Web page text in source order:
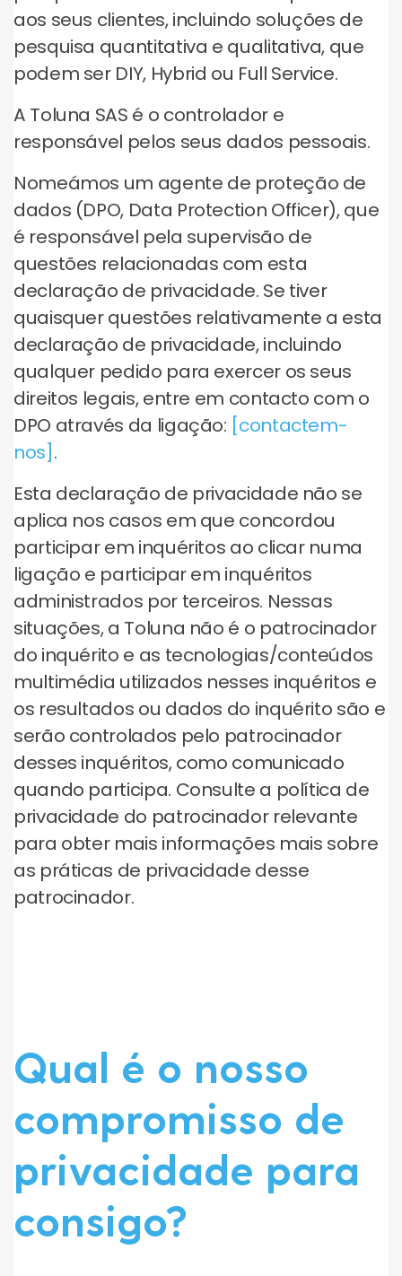
aos seus clientes, incluindo soluções de
pesquisa quantitativa e qualitativa, que
podem ser DIY, Hybrid ou Full Service.
A Toluna SAS é o controlador e
responsável pelos seus dados pessoais.
Nomeámos um agente de proteção de
dados (DPO, Data Protection Officer), que
é responsável pela supervisão de
questões relacionadas com esta
declaração de privacidade. Se tiver
quaisquer questões relativamente a esta
declaração de privacidade, incluindo
qualquer pedido para exercer os seus
direitos legais, entre em contacto com o
DPO através da ligação: [contactem-
nos] .
Esta declaração de privacidade não se
aplica nos casos em que concordou
participar em inquéritos ao clicar numa
ligação e participar em inquéritos
administrados por terceiros. Nessas
situações, a Toluna não é o patrocinador
do inquérito e as tecnologias/conteúdos
multimédia utilizados nesses inquéritos e
os resultados ou dados do inquérito são e
serão controlados pelo patrocinador
desses inquéritos, como comunicado
quando participa. Consulte a política de
privacidade do patrocinador relevante
para obter mais informações mais sobre
as práticas de privacidade desse
patrocinador.
Qual é o nosso
compromisso de
privacidade para
consigo?